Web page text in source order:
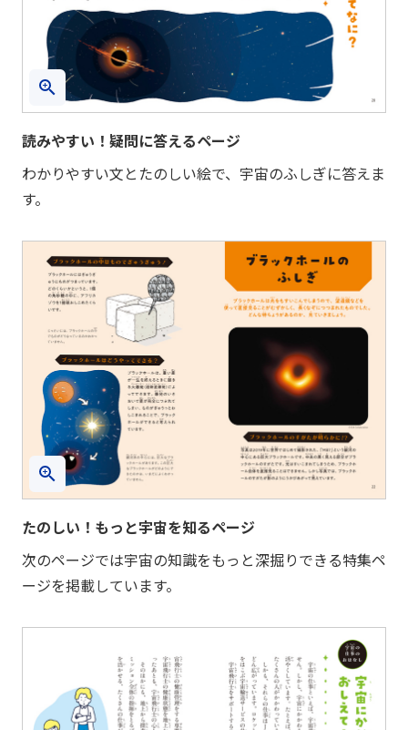
読みやすい！疑問に答えるページ
わかりやすい文とたのしい絵で、宇宙のふしぎに答えま
す。
たのしい！もっと宇宙を知るページ
次のページでは宇宙の知識をもっと深掘りできる特集ペ
ージを掲載しています。